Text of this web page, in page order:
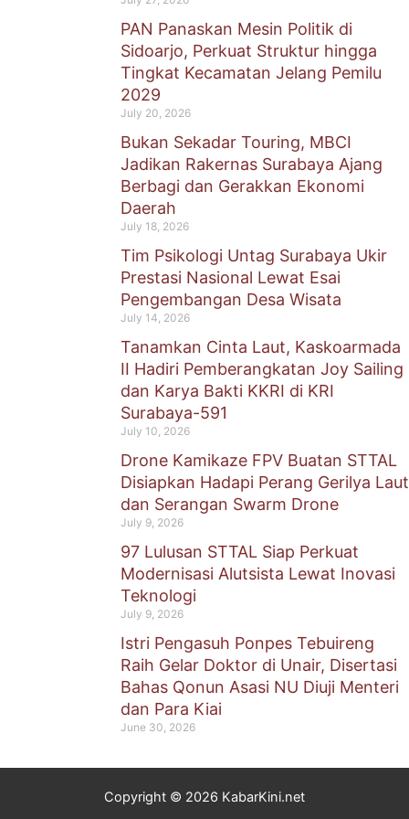
PAN Panaskan Mesin Politik di
Sidoarjo, Perkuat Struktur hingga
Tingkat Kecamatan Jelang Pemilu
2029
July 20, 2026
Bukan Sekadar Touring, MBCI
Jadikan Rakernas Surabaya Ajang
Berbagi dan Gerakkan Ekonomi
Daerah
July 18, 2026
Tim Psikologi Untag Surabaya Ukir
Prestasi Nasional Lewat Esai
Pengembangan Desa Wisata
July 14, 2026
Tanamkan Cinta Laut, Kaskoarmada
II Hadiri Pemberangkatan Joy Sailing
dan Karya Bakti KKRI di KRI
Surabaya-591
July 10, 2026
Drone Kamikaze FPV Buatan STTAL
Disiapkan Hadapi Perang Gerilya Laut
dan Serangan Swarm Drone
July 9, 2026
97 Lulusan STTAL Siap Perkuat
Modernisasi Alutsista Lewat Inovasi
Teknologi
July 9, 2026
Istri Pengasuh Ponpes Tebuireng
Raih Gelar Doktor di Unair, Disertasi
Bahas Qonun Asasi NU Diuji Menteri
dan Para Kiai
June 30, 2026
Copyright © 2026 KabarKini.net